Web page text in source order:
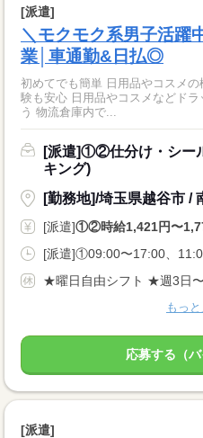
[派遣]
＼モクモク系男子活躍
業│車通勤&日払◎
初めてでも簡単 日用品やコスメ
験も安心 日用品やコスメなどド
う 物流倉庫内で...
[派遣]①②仕分け・シー
キング)
[勤務地]/埼玉県越谷市 /
[派遣]①②時給1,421円〜
もっ
応募する（バ
[派遣]